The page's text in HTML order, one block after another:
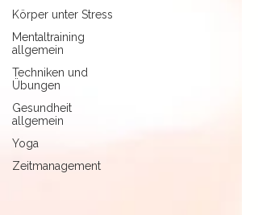
Körper unter Stress
Mentaltraining
allgemein
Techniken und
Übungen
Gesundheit
allgemein
Yoga
Zeitmanagement